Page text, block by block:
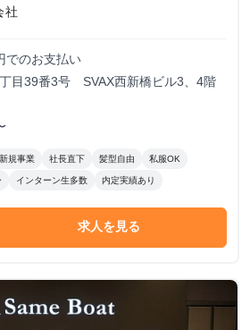
社
のお支払い
目39番3号 SVAX西新橋ビル3、4階
新規事業 社長直下 髪型自由 私服OK
インターン生多数 内定実績あり
求人を見る